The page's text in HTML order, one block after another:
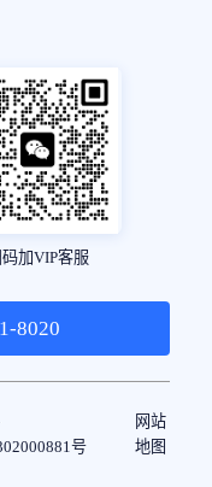
加VIP客服
8020
号
网站
地图